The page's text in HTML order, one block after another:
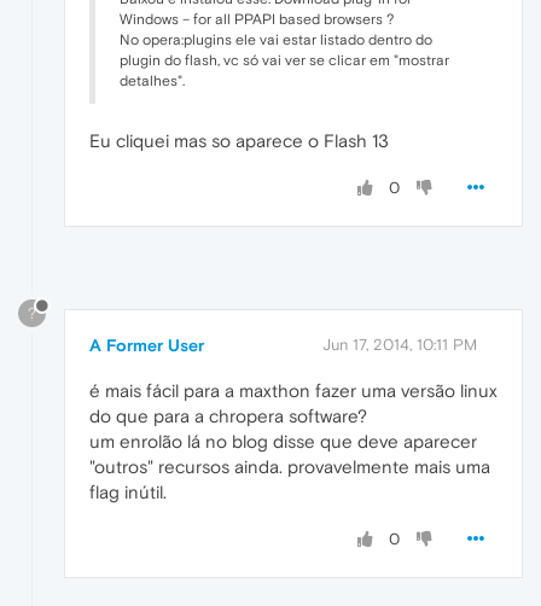
Windows – for all PPAPI based browsers ?
No opera:plugins ele vai estar listado dentro do
plugin do flash, vc só vai ver se clicar em "mostrar
detalhes".
Eu cliquei mas so aparece o Flash 13
0
?
A Former User Jun 17, 2014, 10:11 PM
é mais fácil para a maxthon fazer uma versão linux
do que para a chropera software?
um enrolão lá no blog disse que deve aparecer
"outros" recursos ainda. provavelmente mais uma
flag inútil.
0